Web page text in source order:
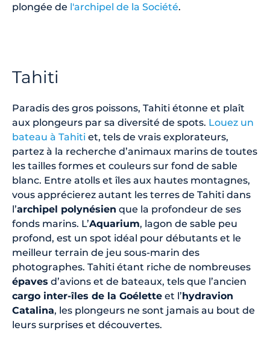
plongée de l'archipel de la Société.
Tahiti
Paradis des gros poissons, Tahiti étonne et plaît
aux plongeurs par sa diversité de spots. Louez un
bateau à Tahiti et, tels de vrais explorateurs,
partez à la recherche d’animaux marins de toutes
les tailles formes et couleurs sur fond de sable
blanc. Entre atolls et îles aux hautes montagnes,
vous apprécierez autant les terres de Tahiti dans
l’archipel polynésien que la profondeur de ses
fonds marins. L’Aquarium, lagon de sable peu
profond, est un spot idéal pour débutants et le
meilleur terrain de jeu sous-marin des
photographes. Tahiti étant riche de nombreuses
épaves d’avions et de bateaux, tels que l’ancien
cargo inter-îles de la Goélette et l’hydravion
Catalina, les plongeurs ne sont jamais au bout de
leurs surprises et découvertes.